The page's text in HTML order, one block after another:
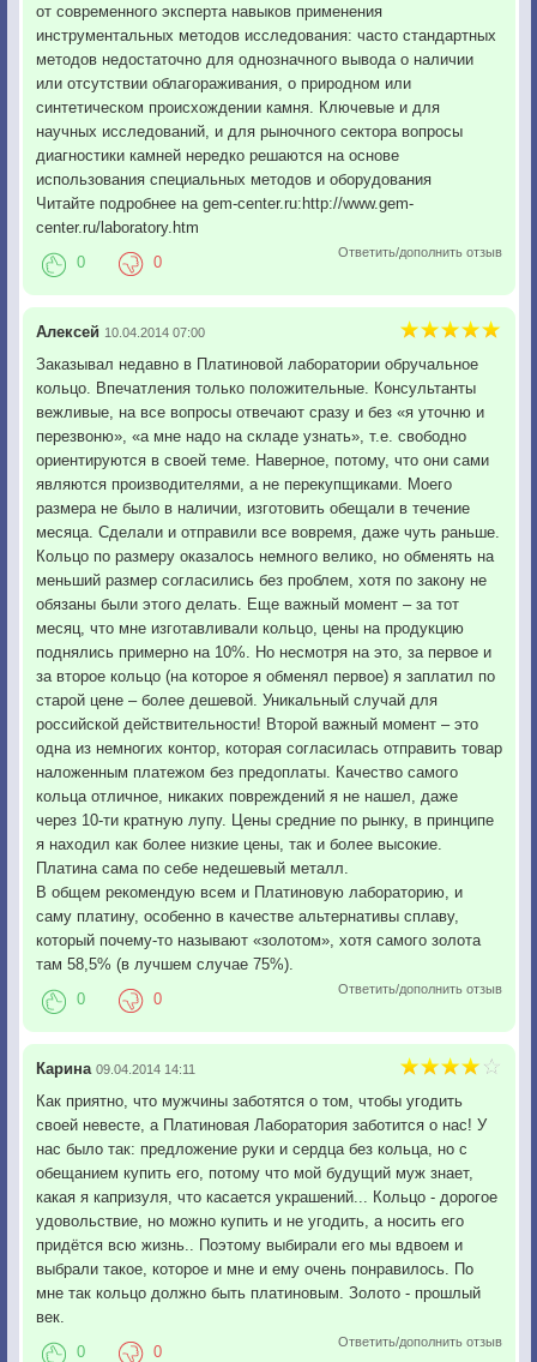
от современного эксперта навыков применения
инструментальных методов исследования: часто стандартных
методов недостаточно для однозначного вывода о наличии
или отсутствии облагораживания, о природном или
синтетическом происхождении камня. Ключевые и для
научных исследований, и для рыночного сектора вопросы
диагностики камней нередко решаются на основе
использования специальных методов и оборудования
Читайте подробнее на gem-center.ru:http://www.gem-
center.ru/laboratory.htm
Ответить/дополнить отзыв
0 0
Алексей 10.04.2014 07:00
Заказывал недавно в Платиновой лаборатории обручальное
кольцо. Впечатления только положительные. Консультанты
вежливые, на все вопросы отвечают сразу и без «я уточню и
перезвоню», «а мне надо на складе узнать», т.е. свободно
ориентируются в своей теме. Наверное, потому, что они сами
являются производителями, а не перекупщиками. Моего
размера не было в наличии, изготовить обещали в течение
месяца. Сделали и отправили все вовремя, даже чуть раньше.
Кольцо по размеру оказалось немного велико, но обменять на
меньший размер согласились без проблем, хотя по закону не
обязаны были этого делать. Еще важный момент – за тот
месяц, что мне изготавливали кольцо, цены на продукцию
поднялись примерно на 10%. Но несмотря на это, за первое и
за второе кольцо (на которое я обменял первое) я заплатил по
старой цене – более дешевой. Уникальный случай для
российской действительности! Второй важный момент – это
одна из немногих контор, которая согласилась отправить товар
наложенным платежом без предоплаты. Качество самого
кольца отличное, никаких повреждений я не нашел, даже
через 10-ти кратную лупу. Цены средние по рынку, в принципе
я находил как более низкие цены, так и более высокие.
Платина сама по себе недешевый металл.
В общем рекомендую всем и Платиновую лабораторию, и
саму платину, особенно в качестве альтернативы сплаву,
который почему-то называют «золотом», хотя самого золота
там 58,5% (в лучшем случае 75%).
Ответить/дополнить отзыв
0 0
Карина 09.04.2014 14:11
Как приятно, что мужчины заботятся о том, чтобы угодить
своей невесте, а Платиновая Лаборатория заботится о нас! У
нас было так: предложение руки и сердца без кольца, но с
обещанием купить его, потому что мой будущий муж знает,
какая я капризуля, что касается украшений... Кольцо - дорогое
удовольствие, но можно купить и не угодить, а носить его
придётся всю жизнь.. Поэтому выбирали его мы вдвоем и
выбрали такое, которое и мне и ему очень понравилось. По
мне так кольцо должно быть платиновым. Золото - прошлый
век.
Ответить/дополнить отзыв
0 0